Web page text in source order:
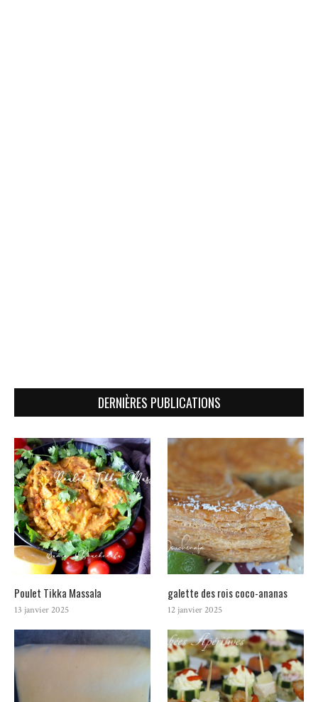
DERNIÈRES PUBLICATIONS
Poulet Tikka Massala
13 janvier 2025
galette des rois coco-ananas
12 janvier 2025